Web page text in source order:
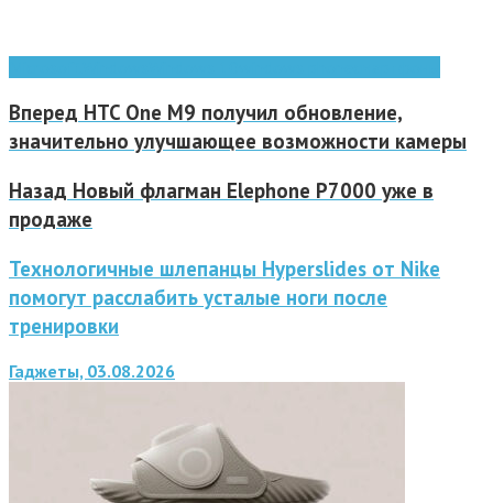
Вперед HTC One M9 получил обновление,
значительно улучшающее возможности камеры
Назад Новый флагман Elephone P7000 уже в
продаже
Технологичные шлепанцы Hyperslides от Nike
помогут расслабить усталые ноги после
тренировки
Гаджеты, 03.08.2026